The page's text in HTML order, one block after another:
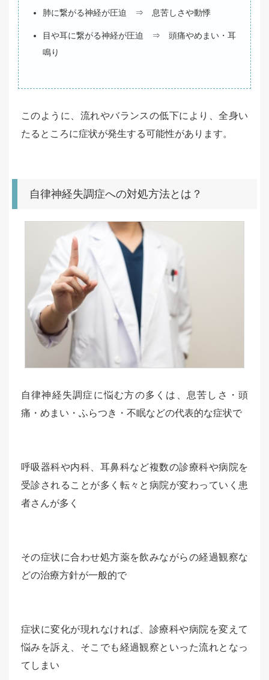
肺に繋がる神経が圧迫 ⇒ 息苦しさや動悸
目や耳に繋がる神経が圧迫 ⇒ 頭痛やめまい・耳
鳴り
このように、流れやバランスの低下により、全身い
たるところに症状が発生する可能性があります。
自律神経失調症への対処方法とは？
自律神経失調症に悩む方の多くは、息苦しさ・頭
痛・めまい・ふらつき・不眠などの代表的な症状で
呼吸器科や内科、耳鼻科など複数の診療科や病院を
受診されることが多く転々と病院が変わっていく患
者さんが多く
その症状に合わせ処方薬を飲みながらの経過観察な
どの治療方針が一般的で
症状に変化が現れなければ、診療科や病院を変えて
悩みを訴え、そこでも経過観察といった流れとなっ
てしまい